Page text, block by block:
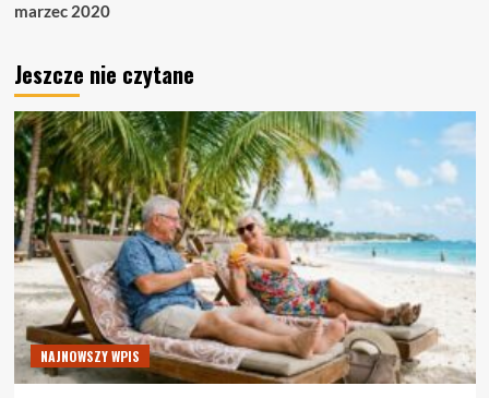
marzec 2020
Jeszcze nie czytane
NAJNOWSZY WPIS